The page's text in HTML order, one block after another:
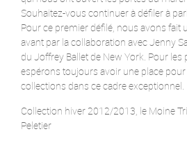
Souhaitez-vous continuer à défiler à
Pour ce premier défilé, nous avons fait
avant par la collaboration avec Jenny
du Joffrey Ballet de New York. Pour
espérons toujours avoir une place
collections dans ce cadre exceptionnel.
Collection hiver 2012/2013, le Moine
Peletier